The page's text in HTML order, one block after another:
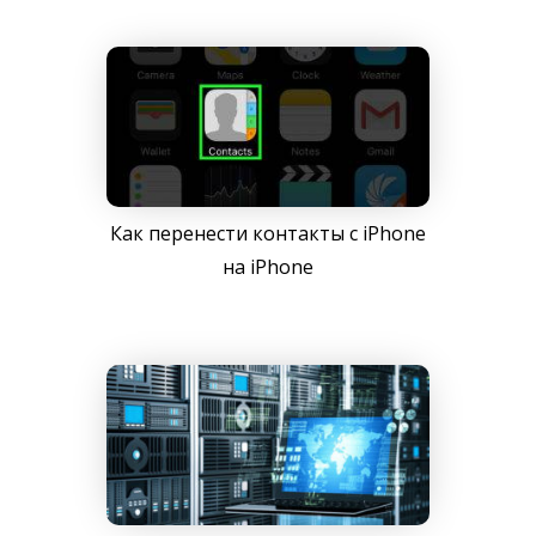
Как перенести контакты с iPhone
на iPhone